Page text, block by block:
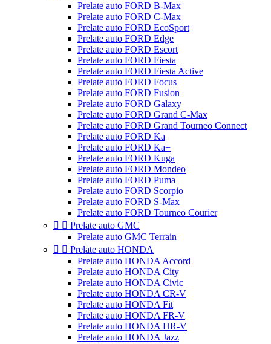
Prelate auto FORD B-Max
Prelate auto FORD C-Max
Prelate auto FORD EcoSport
Prelate auto FORD Edge
Prelate auto FORD Escort
Prelate auto FORD Fiesta
Prelate auto FORD Fiesta Active
Prelate auto FORD Focus
Prelate auto FORD Fusion
Prelate auto FORD Galaxy
Prelate auto FORD Grand C-Max
Prelate auto FORD Grand Tourneo Connect
Prelate auto FORD Ka
Prelate auto FORD Ka+
Prelate auto FORD Kuga
Prelate auto FORD Mondeo
Prelate auto FORD Puma
Prelate auto FORD Scorpio
Prelate auto FORD S-Max
Prelate auto FORD Tourneo Courier
  Prelate auto GMC
Prelate auto GMC Terrain
  Prelate auto HONDA
Prelate auto HONDA Accord
Prelate auto HONDA City
Prelate auto HONDA Civic
Prelate auto HONDA CR-V
Prelate auto HONDA Fit
Prelate auto HONDA FR-V
Prelate auto HONDA HR-V
Prelate auto HONDA Jazz